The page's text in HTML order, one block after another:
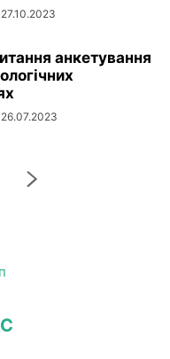
27.10.2023
анкетування
26.07.2023